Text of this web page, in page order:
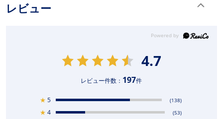
レビュー
4.7
レビュー件数： 197件
★ 5 (138)
★ 4 (53)